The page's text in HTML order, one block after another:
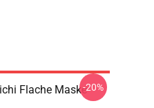
Flache Maske-20%